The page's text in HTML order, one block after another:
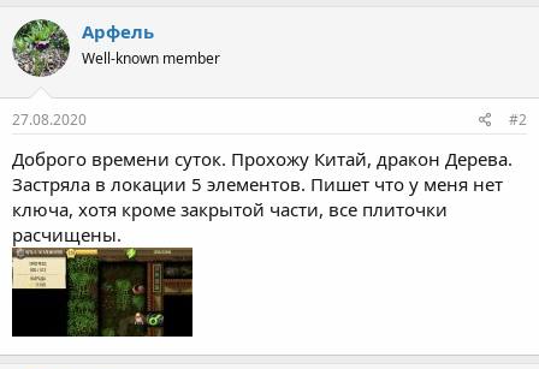
Арфель
Well-known member
27.08.2020 #2
Доброго времени суток. Прохожу Китай, дракон Дерева.
Застряла в локации 5 элементов. Пишет что у меня нет
ключа, хотя кроме закрытой части, все плиточки
расчищены.